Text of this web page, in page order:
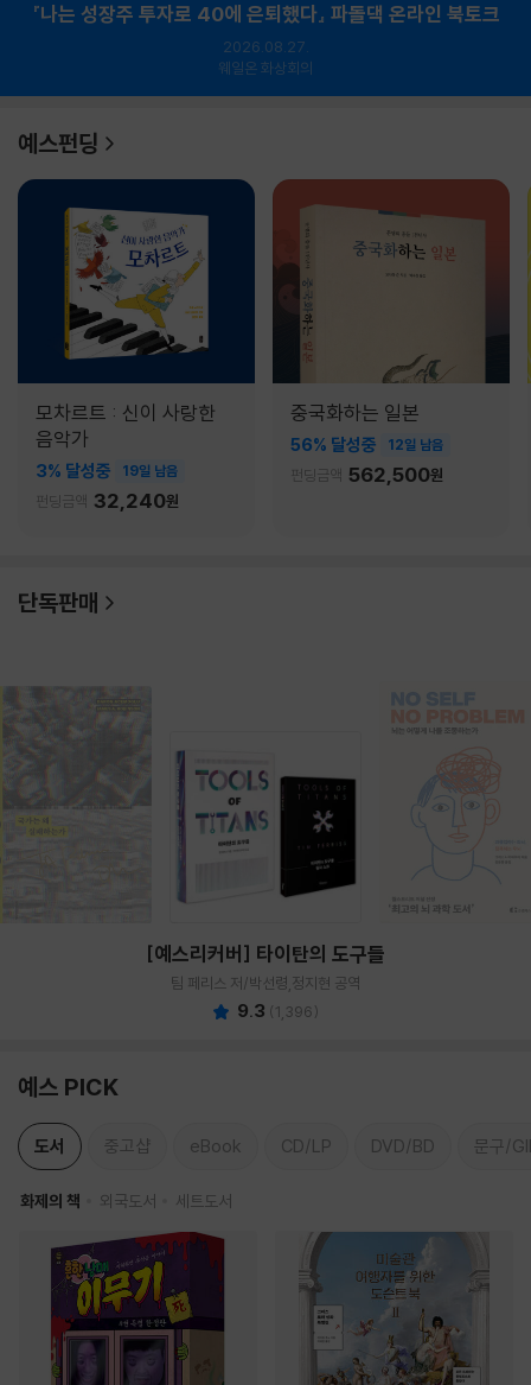
『나는 성장주 투자로 40에 은퇴했다』 파돌댁 온라인 북토크
2026.08.27.
웨일온 화상회의
예스펀딩
모차르트 : 신이 사랑한
음악가
3% 달성중 19일 남음
펀딩금액 32,240원
중국화하는 일본
56% 달성중 12일 남음
펀딩금액 562,500원
단독판매
[예스리커버] 타이탄의 도구들
팀 페리스 저/박선령,정지현 공역
9.3 (1,396)
예스 PICK
도서 중고샵 eBook CD/LP DVD/BD 문구/
화제의 책 외국도서 세트도서